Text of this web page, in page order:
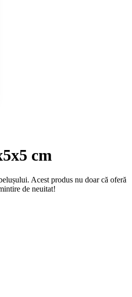
cm
Acest produs nu doar că oferă
de neuitat!